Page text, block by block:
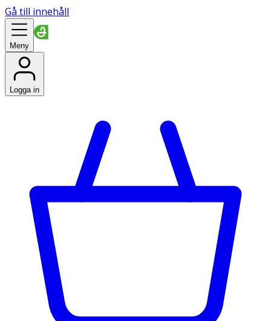
Gå till innehåll
Meny
Logga in